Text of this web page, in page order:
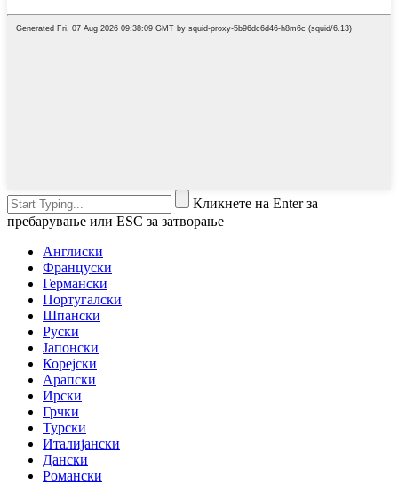
Кликнете на Enter за
пребарување или ESC за затворање
Англиски
Француски
Германски
Португалски
Шпански
Руски
Јапонски
Корејски
Арапски
Ирски
Грчки
Турски
Италијански
Дански
Романски